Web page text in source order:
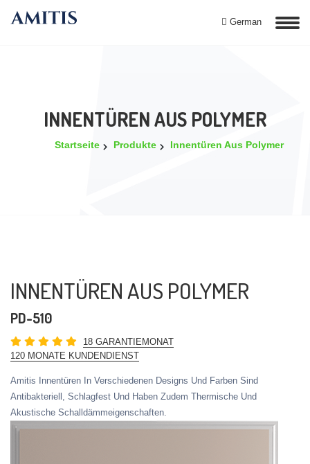
German
INNENTÜREN AUS POLYMER
Startseite Produkte Innentüren Aus Polymer
INNENTÜREN AUS POLYMER
PD-510
18 GARANTIEMONAT
120 MONATE KUNDENDIENST
Amitis Innentüren In Verschiedenen Designs Und Farben Sind
Antibakteriell, Schlagfest Und Haben Zudem Thermische Und
Akustische Schalldämmeigenschaften.